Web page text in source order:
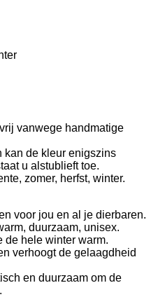
vanwege handmatige
kan de kleur enigszins
u alstublieft toe.
zomer, herfst, winter.
voor jou en al je dierbaren.
duurzaam, unisex.
de hele winter warm.
verhoogt de gelaagdheid
en duurzaam om de